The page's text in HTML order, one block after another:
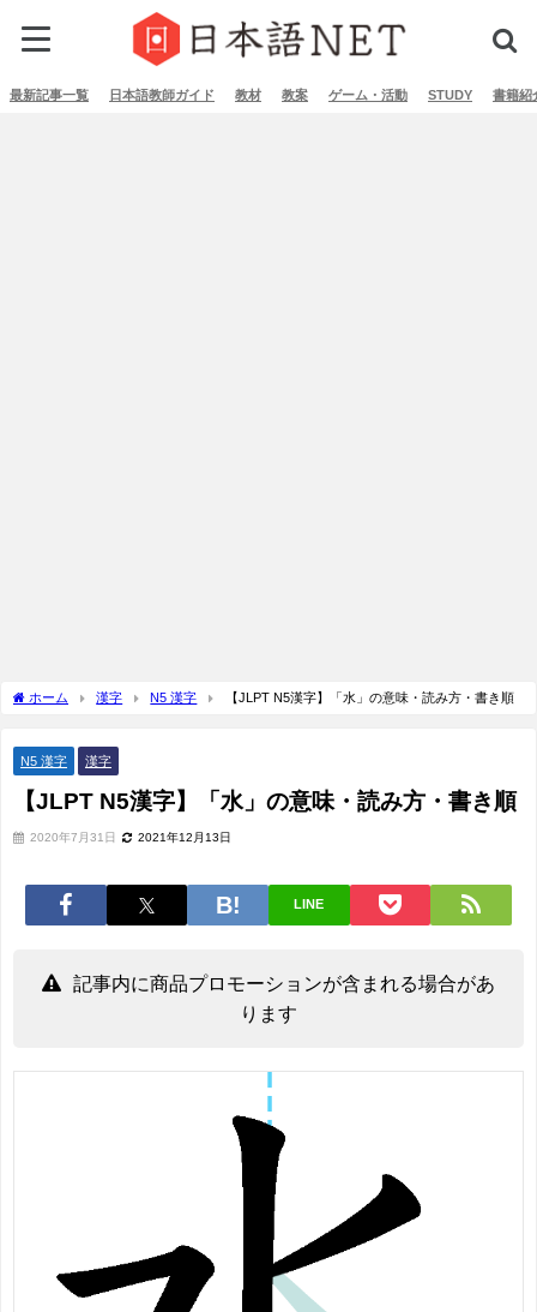
最新記事一覧 日本語教師ガイド 教材 教案 ゲーム・活動 STUDY 書籍紹
ホーム 漢字 N5 漢字 【JLPT N5漢字】「水」の意味・読み方・書き順
N5 漢字 漢字
【JLPT N5漢字】「水」の意味・読み方・書き順
2020年7月31日 2021年12月13日
LINE
記事内に商品プロモーションが含まれる場合があ
ります